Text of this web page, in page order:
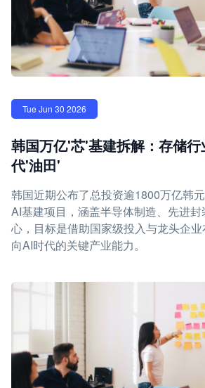
Tue Jun 30 2026
韩国万亿'芯'基建拆解：存储
代'油田'
韩国近期公布了总投资逾1800万亿韩
AI基建项目，涵盖半导体制造、先进封
心，目标是借助国家级投入与龙头企
向AI时代的关键产业能力。